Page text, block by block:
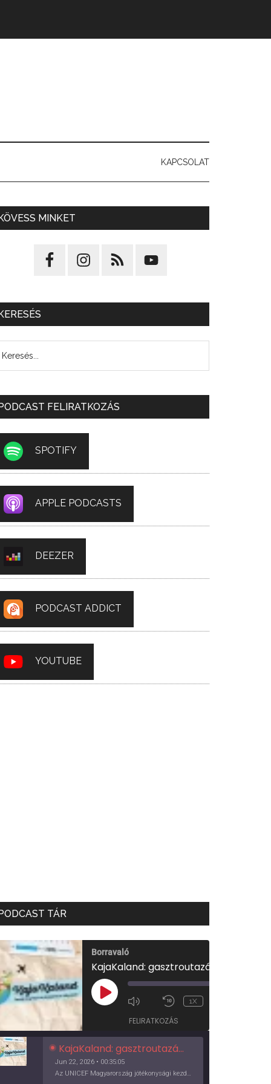
KAPCSOLAT
MINKET
FELIRATKOZÁS
SPOTIFY
APPLE PODCASTS
DEEZER
PODCAST ADDICT
YOUTUBE
TÁR
Borravaló
PLAY
EPISODE
1X
FELIRATKOZÁS
KajaKaland: gasztroutazás a föld körül
Jun 22, 2026 • 00:35:05
Az UNICEF Magyarország jótékonysági kezdeményezése izgalmas, egész éves világkörüli ízutazásra hív, igazi családi program és gasztroedukáció, illetve segítség a rászorulóknak is egyben.